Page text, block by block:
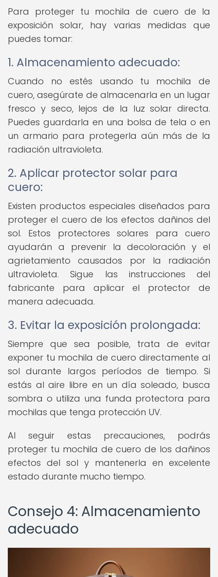
Para proteger tu mochila de cuero de la
exposición solar, hay varias medidas que
puedes tomar:
1. Almacenamiento adecuado:
Cuando no estés usando tu mochila de
cuero, asegúrate de almacenarla en un lugar
fresco y seco, lejos de la luz solar directa.
Puedes guardarla en una bolsa de tela o en
un armario para protegerla aún más de la
radiación ultravioleta.
2. Aplicar protector solar para
cuero:
Existen productos especiales diseñados para
proteger el cuero de los efectos dañinos del
sol. Estos protectores solares para cuero
ayudarán a prevenir la decoloración y el
agrietamiento causados por la radiación
ultravioleta. Sigue las instrucciones del
fabricante para aplicar el protector de
manera adecuada.
3. Evitar la exposición prolongada:
Siempre que sea posible, trata de evitar
exponer tu mochila de cuero directamente al
sol durante largos períodos de tiempo. Si
estás al aire libre en un día soleado, busca
sombra o utiliza una funda protectora para
mochilas que tenga protección UV.
Al seguir estas precauciones, podrás
proteger tu mochila de cuero de los dañinos
efectos del sol y mantenerla en excelente
estado durante mucho tiempo.
Consejo 4: Almacenamiento
adecuado